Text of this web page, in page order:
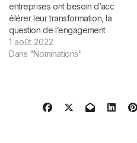
entreprises ont besoin d’acc
élérer leur transformation, la
question de l’engagement
des équipes est plus que
jamais cruciale. Dans ce
partenaire de la
performance des
1 août 2022
Dans "Nominations"